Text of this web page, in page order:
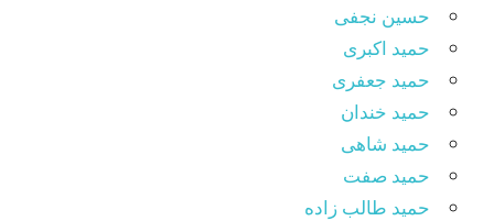
حسین نجفی
حمید اکبری
حمید جعفری
حمید خندان
حمید شاهی
حمید صفت
حمید طالب زاده